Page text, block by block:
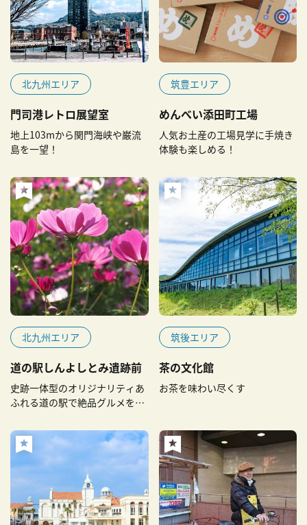
北九州エリア
門司港レトロ展望室
地上103mから関門海峡や巌流
島を一望！
筑豊エリア
めんべい添田町工場
人気お土産の工場見学に手焼き
体験も楽しめる！
北九州エリア
道の駅しんよしとみ遺跡前
史跡一体型のオリジナリティあ
ふれる道の駅で絶品グルメを味
筑後エリア
茶の文化館
お茶を味わい尽くす